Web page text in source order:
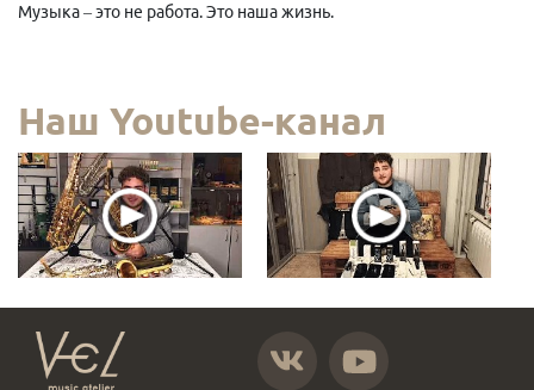
Музыка – это не работа. Это наша жизнь.
Наш Youtube-канал